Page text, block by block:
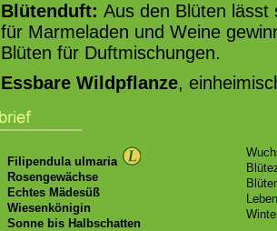
Blütenduft: Aus den Blüten lässt
für Marmeladen und Weine
Blüten für Duftmischungen.
Essbare Wildpflanze,
Filipendula ulmaria
Rosengewächse
Echtes Mädesüß
Wiesenkönigin
Sonne bis Halbschatten